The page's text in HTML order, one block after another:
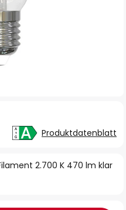
2.700 K 470 lm klar
Produktdatenblatt